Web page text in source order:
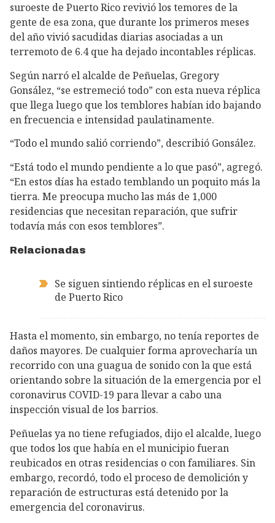
suroeste de Puerto Rico revivió los temores de la
gente de esa zona, que durante los primeros meses
del año vivió sacudidas diarias asociadas a un
terremoto de 6.4 que ha dejado incontables réplicas.
Según narró el alcalde de Peñuelas, Gregory
Gonsález, “se estremeció todo” con esta nueva réplica
que llega luego que los temblores habían ido bajando
en frecuencia e intensidad paulatinamente.
“Todo el mundo salió corriendo”, describió Gonsález.
“Está todo el mundo pendiente a lo que pasó”, agregó.
“En estos días ha estado temblando un poquito más la
tierra. Me preocupa mucho las más de 1,000
residencias que necesitan reparación, que sufrir
todavía más con esos temblores”.
Relacionadas
Se siguen sintiendo réplicas en el suroeste
de Puerto Rico
Hasta el momento, sin embargo, no tenía reportes de
daños mayores. De cualquier forma aprovecharía un
recorrido con una guagua de sonido con la que está
orientando sobre la situación de la emergencia por el
coronavirus COVID-19 para llevar a cabo una
inspección visual de los barrios.
Peñuelas ya no tiene refugiados, dijo el alcalde, luego
que todos los que había en el municipio fueran
reubicados en otras residencias o con familiares. Sin
embargo, recordó, todo el proceso de demolición y
reparación de estructuras está detenido por la
emergencia del coronavirus.